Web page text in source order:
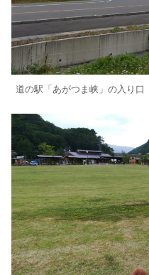
道の駅「あがつま峡」の入り口